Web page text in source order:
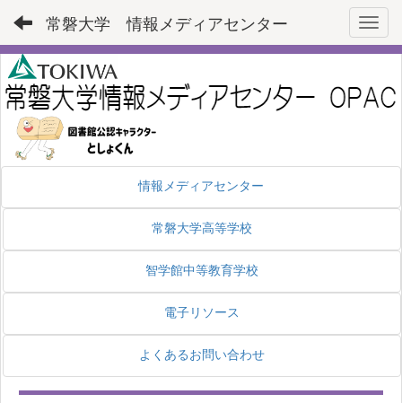
常磐大学 情報メディアセンター
情報メディアセンター
常磐大学高等学校
智学館中等教育学校
電子リソース
よくあるお問い合わせ